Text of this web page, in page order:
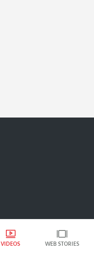
VIDEOS WEB STORIES